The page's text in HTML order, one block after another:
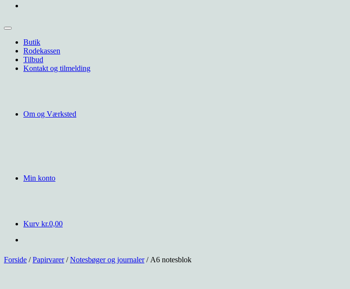
Butik
Rodekassen
Tilbud
Kontakt og tilmelding
Om og Værksted
Min konto
Kurv kr.0,00
Forside /Papirvarer/Notesbøger og journaler/ A6 notesblok